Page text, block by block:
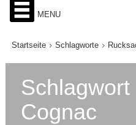
MENU
Startseite Schlagworte
Cognac